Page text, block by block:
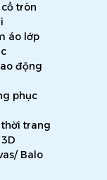
tròn
áo lớp
động
phục
trang
Balo